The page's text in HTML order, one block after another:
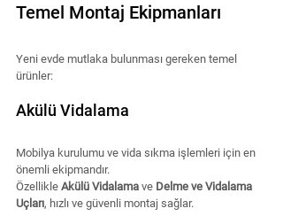
Temel Montaj Ekipmanları
Yeni evde mutlaka bulunması gereken temel
ürünler:
Akülü Vidalama
Mobilya kurulumu ve vida sıkma işlemleri için en
önemli ekipmandır.
Özellikle Akülü Vidalama ve Delme ve Vidalama
Uçları, hızlı ve güvenli montaj sağlar.